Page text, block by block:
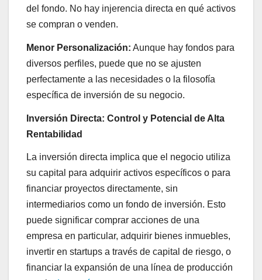
del fondo. No hay injerencia directa en qué activos
se compran o venden.
Menor Personalización: Aunque hay fondos para
diversos perfiles, puede que no se ajusten
perfectamente a las necesidades o la filosofía
específica de inversión de su negocio.
Inversión Directa: Control y Potencial de Alta
Rentabilidad
La inversión directa implica que el negocio utiliza
su capital para adquirir activos específicos o para
financiar proyectos directamente, sin
intermediarios como un fondo de inversión. Esto
puede significar comprar acciones de una
empresa en particular, adquirir bienes inmuebles,
invertir en startups a través de capital de riesgo, o
financiar la expansión de una línea de producción